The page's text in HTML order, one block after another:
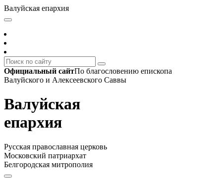
Валуйская епархия
Официальный сайтПо благословению епископа
Валуйского и Алексеевского Саввы
Валуйская
епархия
Русская православная церковь
Московский патриархат
Белгородская митрополия